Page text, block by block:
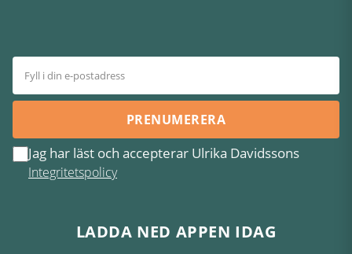
PRENUMERERA
Jag har läst och accepterar Ulrika Davidssons
Integritetspolicy
LADDA NED APPEN IDAG